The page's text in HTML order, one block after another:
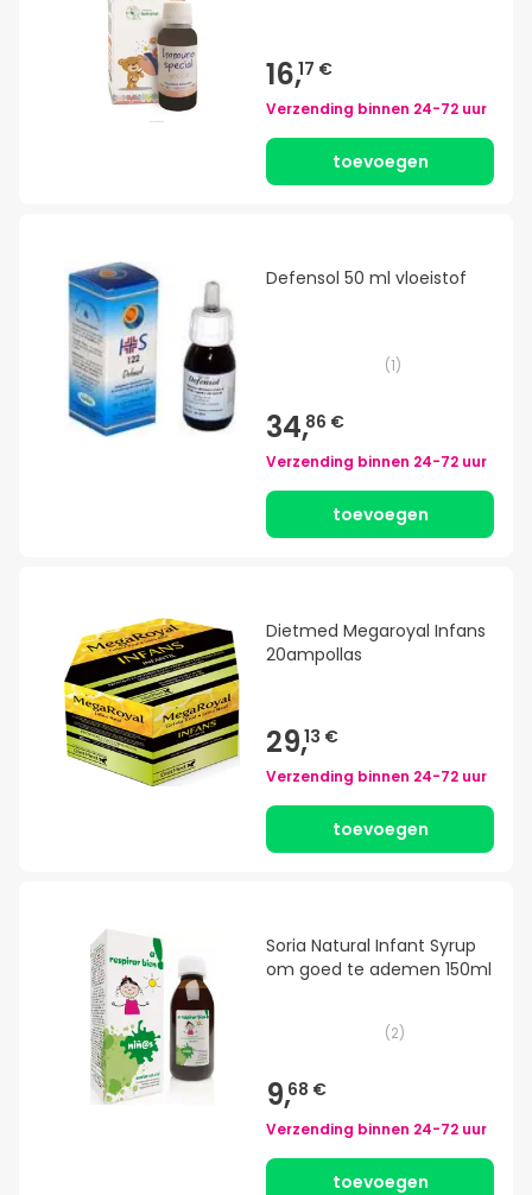
16,17 €
Verzending binnen 24-72 uur
toevoegen
Defensol 50 ml vloeistof
(1)
34,86 €
Verzending binnen 24-72 uur
toevoegen
Dietmed Megaroyal Infans
20ampollas
29,13 €
Verzending binnen 24-72 uur
toevoegen
Soria Natural Infant Syrup
om goed te ademen 150ml
(2)
9,68 €
Verzending binnen 24-72 uur
toevoegen